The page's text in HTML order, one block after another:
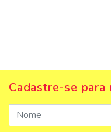
Cadastre-se